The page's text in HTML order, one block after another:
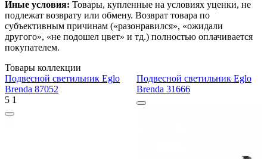
Иные условия: Товары, купленные на условиях уценки, не
подлежат возврату или обмену. Возврат товара по
субъективным причинам («разонравился», «ожидали
другого», «не подошел цвет» и тд.) полностью оплачивается
покупателем.
Товары коллекции
Подвесной светильник Eglo
Brenda 87052
5 1
Подвесной светильник Eglo
Brenda 31666